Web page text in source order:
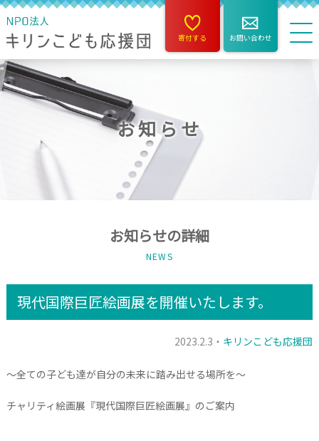
寄付する お問い合わせ
お知らせ
お知らせの詳細
NEWS
現代国際巨匠絵画展を開催いたします。
2023.2.3・ キリンこども応援団
～全ての子ども達が自分の未来に踏み出せる場所を～
チャリティ絵画展『現代国際巨匠絵画展 』のご案内